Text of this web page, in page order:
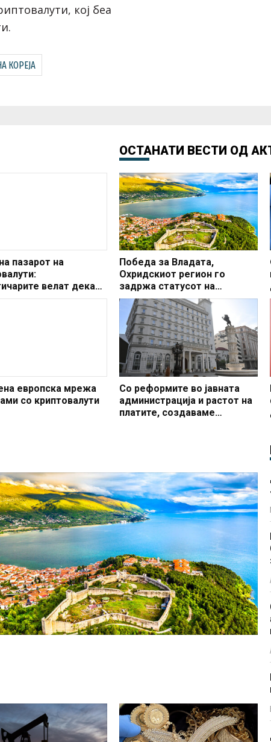
кој беа
КОРЕЈА
пазарот на
велат дека
е поинаков од
европска мрежа
со криптовалути
ОСТАНАТИ ВЕСТИ ОД
Победа за Владата,
Охридскиот регион го
задржа статусот на
заштитено светско културно
наследство
Со реформите во јавната
администрација и растот на
платите, создаваме